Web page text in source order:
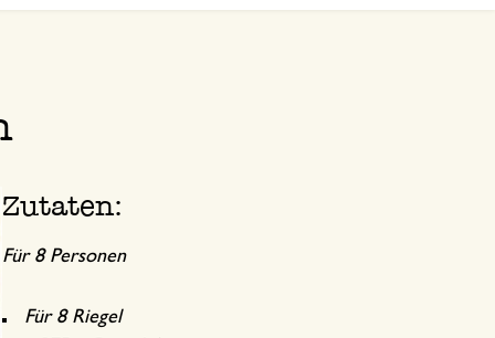
Zutaten:
Für 8 Personen
Für 8 Riegel